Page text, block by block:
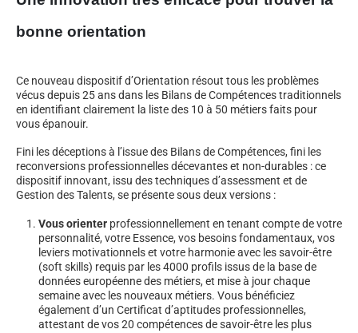
bonne orientation
Ce nouveau dispositif d’Orientation résout tous les problèmes
vécus depuis 25 ans dans les Bilans de Compétences traditionnels
en identifiant clairement la liste des 10 à 50 métiers faits pour
vous épanouir.
Fini les déceptions à l’issue des Bilans de Compétences, fini les
reconversions professionnelles décevantes et non-durables : ce
dispositif innovant, issu des techniques d’assessment et de
Gestion des Talents, se présente sous deux versions :
Vous orienter professionnellement en tenant compte de votre
personnalité, votre Essence, vos besoins fondamentaux, vos
leviers motivationnels et votre harmonie avec les savoir-être
(soft skills) requis par les 4000 profils issus de la base de
données européenne des métiers, et mise à jour chaque
semaine avec les nouveaux métiers. Vous bénéficiez
également d’un Certificat d’aptitudes professionnelles,
attestant de vos 20 compétences de savoir-être les plus